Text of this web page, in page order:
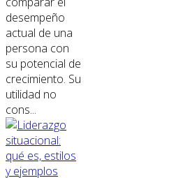
desempeño
actual de una
persona con
su potencial de
crecimiento. Su
utilidad no
cons...